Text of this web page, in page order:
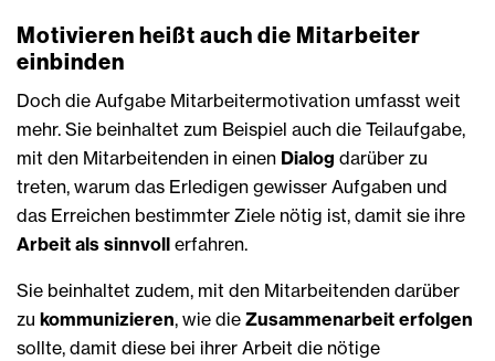
Motivieren heißt auch die Mitarbeiter
einbinden
Doch die Aufgabe Mitarbeitermotivation umfasst weit
mehr. Sie beinhaltet zum Beispiel auch die Teilaufgabe,
mit den Mitarbeitenden in einen Dialog darüber zu
treten, warum das Erledigen gewisser Aufgaben und
das Erreichen bestimmter Ziele nötig ist, damit sie ihre
Arbeit als sinnvoll erfahren.
Sie beinhaltet zudem, mit den Mitarbeitenden darüber
zu kommunizieren, wie die Zusammenarbeit erfolgen
sollte, damit diese bei ihrer Arbeit die nötige